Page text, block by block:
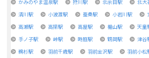
かみのやま温泉駅
狩川駅 北余目駅 北大
清川駅
小波渡駅 蚕桑駅 小岩川駅
高瀬駅
高擶駅 高屋駅 楯山駅 天童
手ノ子駅
峠駅 時庭駅 鶴岡駅 津谷
鵜杉駅
羽前千歳駅 羽前金沢駅 羽前小松